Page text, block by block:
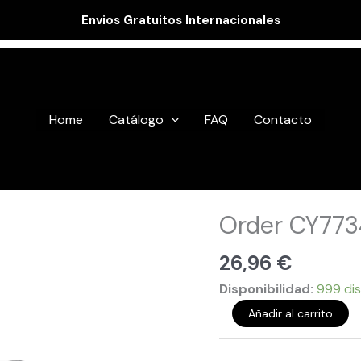
Envios Gratuitos Internacionales
Home Catálogo FAQ Contacto
Order
26,96 €
Disponibilidad: 999
CY77344
cantidad
Añadir al carrito